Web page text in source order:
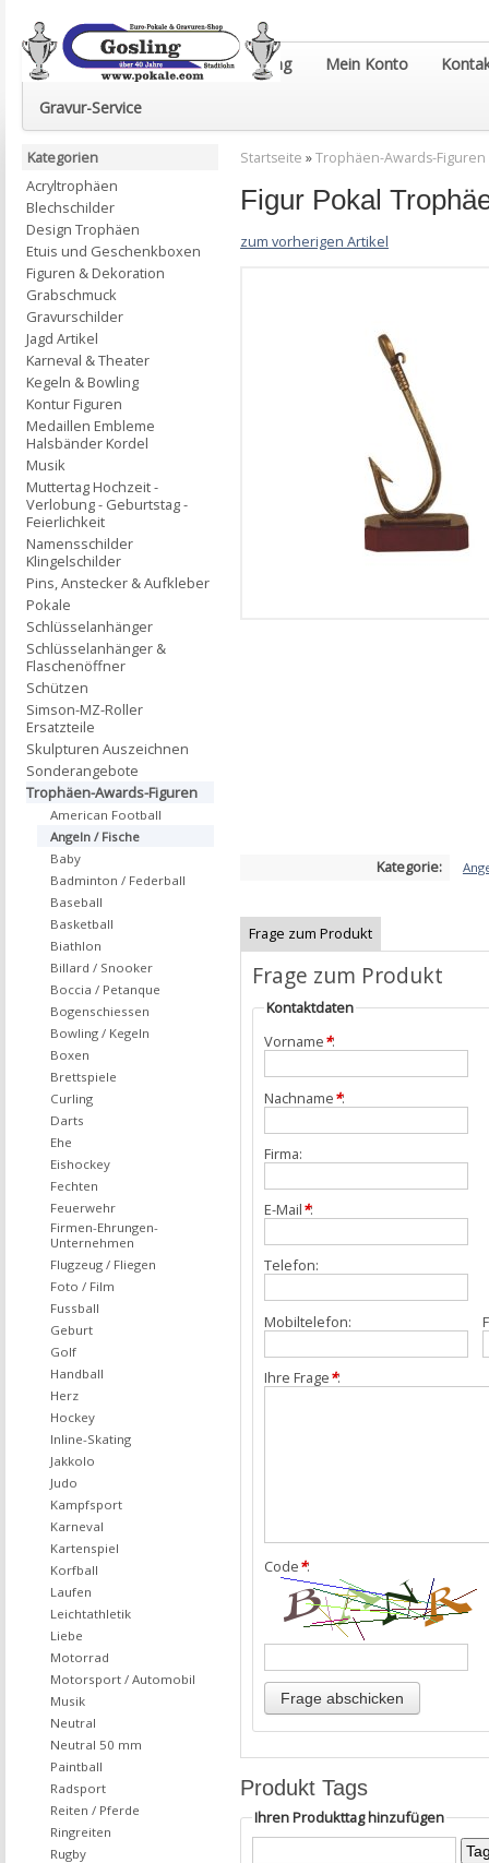
Euro-Pokale & Gravur-Shop Gosling Mein Konto
Gravur-Service
Startseite »Trophäen-Awards-Figuren
Figur Pokal
zum vorherigen Artikel
Kategorie:
Frage zum Produkt
Frage zum Produkt
Kontaktdaten
Vorname*:
Nachname*:
Firma:
E-Mail*:
Telefon:
Mobiltelefon:
Ihre Frage*:
Code*:
Produkt Tags
Ihren Produkttag hinzufügen
Kategorien
Acryltrophäen
Blechschilder
Design Trophäen
Etuis und Geschenkboxen
Figuren & Dekoration
Grabschmuck
Gravurschilder
Jagd Artikel
Karneval & Theater
Kegeln & Bowling
Kontur Figuren
Medaillen Embleme
Halsbänder Kordel
Musik
Muttertag Hochzeit -
Verlobung - Geburtstag -
Feierlichkeit
Namensschilder
Klingelschilder
Pins, Anstecker & Aufkleber
Pokale
Schlüsselanhänger
Schlüsselanhänger &
Flaschenöffner
Schützen
Simson-MZ-Roller
Ersatzteile
Skulpturen Auszeichnen
Sonderangebote
Trophäen-Awards-Figuren
American Football
Angeln / Fische
Baby
Badminton / Federball
Baseball
Basketball
Biathlon
Billard / Snooker
Boccia / Petanque
Bogenschiessen
Bowling / Kegeln
Boxen
Brettspiele
Curling
Darts
Ehe
Eishockey
Fechten
Feuerwehr
Firmen-Ehrungen-
Unternehmen
Flugzeug / Fliegen
Foto / Film
Fussball
Geburt
Golf
Handball
Herz
Hockey
Inline-Skating
Jakkolo
Judo
Kampfsport
Karneval
Kartenspiel
Korfball
Laufen
Leichtathletik
Liebe
Motorrad
Motorsport / Automobil
Musik
Neutral
Neutral 50 mm
Paintball
Radsport
Reiten / Pferde
Ringreiten
Rugby